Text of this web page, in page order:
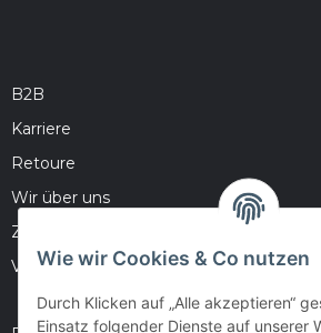
B2B
Karriere
Retoure
Wir über uns
Zahlungsmöglichkeiten
Versandinformationen
Wie wir Cookies & Co nutzen
Durch Klicken auf „Alle akzeptieren“
Einsatz folgender Dienste auf unserer